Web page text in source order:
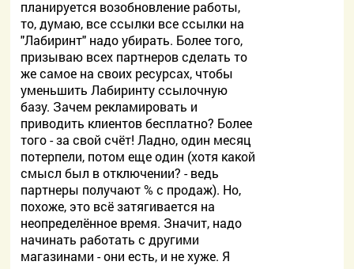
планируется возобновление работы,
то, думаю, все ссылки все ссылки на
"Лабиринт" надо убирать. Более того,
призываю всех партнеров сделать то
же самое на своих ресурсах, чтобы
уменьшить Лабиринту ссылочную
базу. Зачем рекламировать и
приводить клиентов бесплатно? Более
того - за свой счёт! Ладно, один месяц
потерпели, потом еще один (хотя какой
смысл был в отключении? - ведь
партнеры получают % с продаж). Но,
похоже, это всё затягивается на
неопределённое время. Значит, надо
начинать работать с другими
магазинами - они есть, и не хуже. Я